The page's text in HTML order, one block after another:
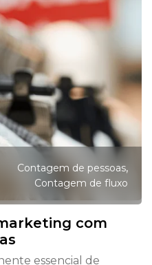
Contagem de pessoas,
Contagem de fluxo
com
essencial de